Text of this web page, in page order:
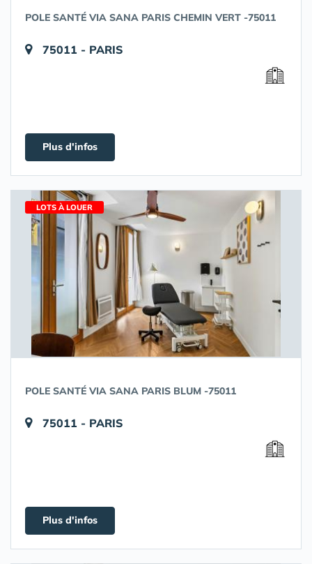
POLE SANTÉ VIA SANA PARIS CHEMIN VERT -75011
75011 - PARIS
Plus d'infos
LOTS À LOUER
POLE SANTÉ VIA SANA PARIS BLUM -75011
75011 - PARIS
Plus d'infos